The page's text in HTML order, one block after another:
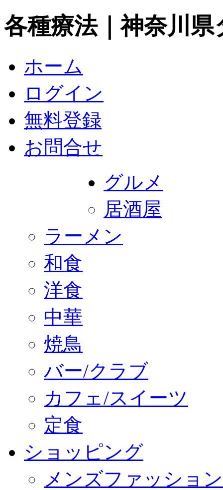
各種療法｜神奈川
ホーム
ログイン
無料登録
お問合せ
グルメ
居酒屋
ラーメン
和食
洋食
中華
焼鳥
バー/クラブ
カフェ/スイーツ
定食
ショッピング
メンズファッション